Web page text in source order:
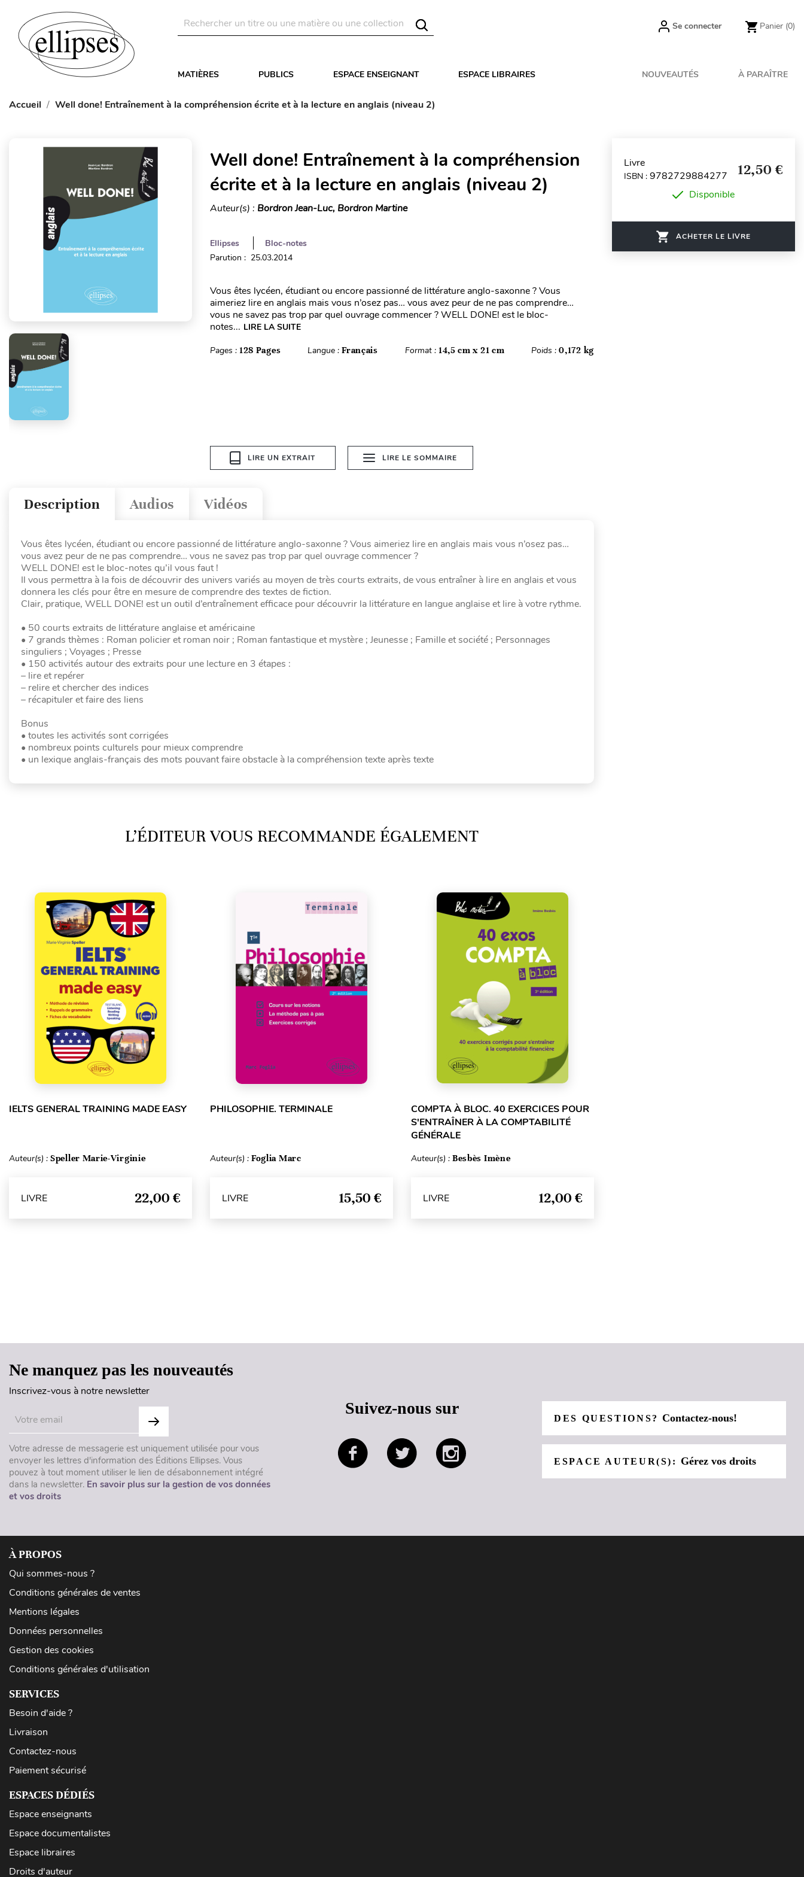
Se connecter Panier (0)
MATIÈRES PUBLICS ESPACE ENSEIGNANT ESPACE LIBRAIRES NOUVEAUTÉS À PARAÎTRE
Accueil Well done! Entraînement à la compréhension écrite et à la lecture en anglais (niveau 2)
Well done! Entraînement à la compréhension
écrite et à la lecture en anglais (niveau 2)
Auteur(s) : Bordron Jean-Luc, Bordron Martine
Ellipses
Bloc-notes
Parution : 25.03.2014
Vous êtes lycéen, étudiant ou encore passionné de littérature anglo-saxonne ? Vous
aimeriez lire en anglais mais vous n’osez pas… vous avez peur de ne pas comprendre…
vous ne savez pas trop par quel ouvrage commencer ? WELL DONE! est le bloc-
notes... LIRE LA SUITE
Pages : 128 Pages Langue :Français Format : 14,5 cm x 21 cm Poids :0,172 kg
LIRE UN EXTRAIT LIRE LE SOMMAIRE
Vidéos
Audios
Description
Vous êtes lycéen, étudiant ou encore passionné de littérature anglo-saxonne ? Vous aimeriez lire en anglais mais vous n’osez pas…
vous avez peur de ne pas comprendre… vous ne savez pas trop par quel ouvrage commencer ?
WELL DONE! est le bloc-notes qu’il vous faut !
Il vous permettra à la fois de découvrir des univers variés au moyen de très courts extraits, de vous entraîner à lire en anglais et vous
donnera les clés pour être en mesure de comprendre des textes de fiction.
Clair, pratique, WELL DONE! est un outil d’entraînement efficace pour découvrir la littérature en langue anglaise et lire à votre rythme.
• 50 courts extraits de littérature anglaise et américaine
• 7 grands thèmes : Roman policier et roman noir ; Roman fantastique et mystère ; Jeunesse ; Famille et société ; Personnages
singuliers ; Voyages ; Presse
• 150 activités autour des extraits pour une lecture en 3 étapes :
– lire et repérer
– relire et chercher des indices
– récapituler et faire des liens
Bonus
• toutes les activités sont corrigées
• nombreux points culturels pour mieux comprendre
• un lexique anglais-français des mots pouvant faire obstacle à la compréhension texte après texte
L’ÉDITEUR VOUS RECOMMANDE ÉGALEMENT
IELTS GENERAL TRAINING MADE EASY
Auteur(s) : Speller Marie-Virginie
LIVRE 22,00 €
PHILOSOPHIE. TERMINALE
Auteur(s) : Foglia Marc
LIVRE 15,50 €
COMPTA À BLOC. 40 EXERCICES POUR
S'ENTRAÎNER À LA COMPTABILITÉ
GÉNÉRALE
Auteur(s) : Besbès Imène
LIVRE 12,00 €
Livre
ISBN : 9782729884277 12,50 €
Disponible
ACHETER LE LIVRE
Ne manquez pas les nouveautés
Inscrivez-vous à notre newsletter
Votre adresse de messagerie est uniquement utilisée pour vous
envoyer les lettres d'information des Éditions Ellipses. Vous
pouvez à tout moment utiliser le lien de désabonnement intégré
dans la newsletter. En savoir plus sur la gestion de vos données
et vos droits
Suivez-nous sur
DES QUESTIONS?Contactez-nous!
ESPACE AUTEUR(S): Gérez vos droits
À PROPOS
Qui sommes-nous ?
Conditions générales de ventes
Mentions légales
Données personnelles
Gestion des cookies
Conditions générales d'utilisation
SERVICES
Besoin d'aide ?
Livraison
Contactez-nous
Paiement sécurisé
ESPACES DÉDIÉS
Espace enseignants
Espace documentalistes
Espace libraires
Droits d'auteur